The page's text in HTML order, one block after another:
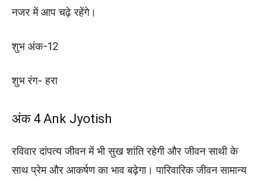
नजर में आप चढ़े रहेंगे।
शुभ अंक-12
शुभ रंग- हरा
अंक 4 Ank Jyotish
रविवार दांपत्य जीवन में भी सुख शांति रहेगी और जीवन साथी के
साथ प्रेम और आकर्षण का भाव बढ़ेगा। पारिवारिक जीवन सामान्य